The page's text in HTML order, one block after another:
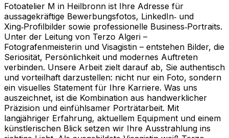
Fotoatelier M in Heilbronn ist Ihre Adresse für
aussagekräftige Bewerbungsfotos, LinkedIn‑ und
Xing‑Profilbilder sowie professionelle Business‑Portraits.
Unter der Leitung von Terzo Algeri –
Fotografenmeisterin und Visagistin – entstehen Bilder, die
Seriosität, Persönlichkeit und modernes Auftreten
verbinden. Unsere Arbeit zielt darauf ab, Sie authentisch
und vorteilhaft darzustellen: nicht nur ein Foto, sondern
ein visuelles Statement für Ihre Karriere. Was uns
auszeichnet, ist die Kombination aus handwerklicher
Präzision und einfühlsamer Porträtarbeit. Mit
langjähriger Erfahrung, aktuellem Equipment und einem
künstlerischen Blick setzen wir Ihre Ausstrahlung ins